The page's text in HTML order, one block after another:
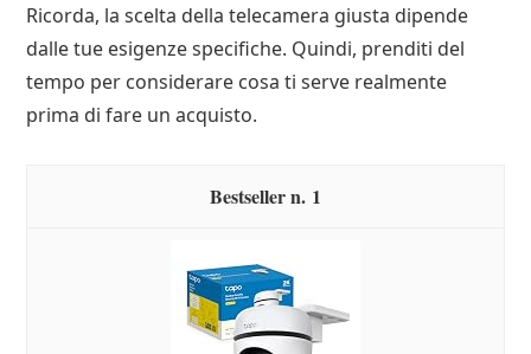
Ricorda, la scelta della telecamera giusta dipende
dalle tue esigenze specifiche. Quindi, prenditi del
tempo per considerare cosa ti serve realmente
prima di fare un acquisto.
1